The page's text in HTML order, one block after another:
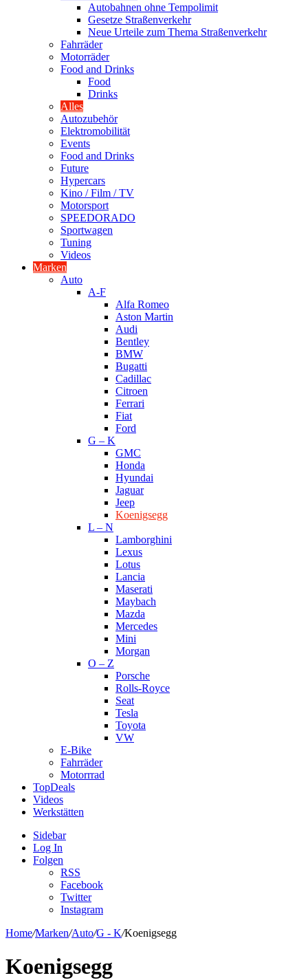
Autobahnen ohne Tempolimit
Gesetze Straßenverkehr
Neue Urteile zum Thema Straßenverkehr
Fahrräder
Motorräder
Food and Drinks
Food
Drinks
Alles
Autozubehör
Elektromobilität
Events
Food and Drinks
Future
Hypercars
Kino / Film / TV
Motorsport
SPEEDORADO
Sportwagen
Tuning
Videos
Marken
Auto
A-F
Alfa Romeo
Aston Martin
Audi
Bentley
BMW
Bugatti
Cadillac
Citroen
Ferrari
Fiat
Ford
G – K
GMC
Honda
Hyundai
Jaguar
Jeep
Koenigsegg
L – N
Lamborghini
Lexus
Lotus
Lancia
Maserati
Maybach
Mazda
Mercedes
Mini
Morgan
O – Z
Porsche
Rolls-Royce
Seat
Tesla
Toyota
VW
E-Bike
Fahrräder
Motorrrad
TopDeals
Videos
Werkstätten
Sidebar
Log In
Folgen
RSS
Facebook
Twitter
Instagram
Home/Marken/Auto/G - K/Koenigsegg
Koenigsegg